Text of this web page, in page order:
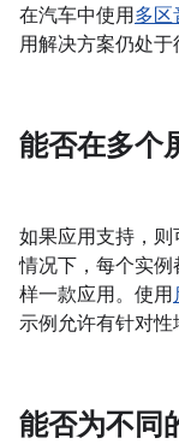
在汽车中使用多区
用解决方案仍处于
能否在多个
如果应用支持，
情况下，每个实
样一款应用。使用
示例允许有针对性
能否为不同